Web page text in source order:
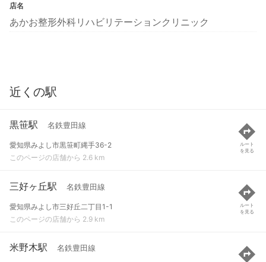
店名
あかお整形外科リハビリテーションクリニック
近くの駅
黒笹駅 名鉄豊田線
愛知県みよし市黒笹町縄手36-2
このページの店舗から 2.6 km
ルート
を見る
三好ヶ丘駅 名鉄豊田線
愛知県みよし市三好丘二丁目1-1
このページの店舗から 2.9 km
ルート
を見る
米野木駅 名鉄豊田線